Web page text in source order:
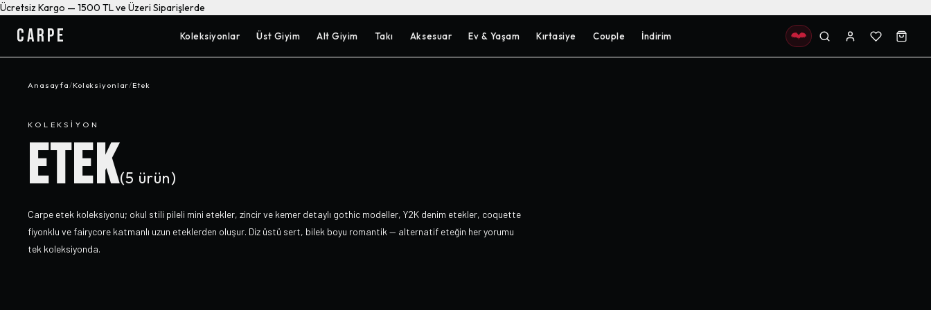
Ücretsiz Kargo — 1500 TL ve Üzeri Siparişlerde
CARPE Koleksiyonlar Üst Giyim Alt Giyim Takı Aksesuar Ev & Yaşam Kırtasiye Couple İndirim
Anasayfa/Koleksiyonlar/Etek
KOLEKSIYON
ETEK(5 ürün)
Carpe etek koleksiyonu; okul stili pileli mini etekler, zincir ve kemer detaylı gothic modeller, Y2K denim etekler, coquette
fiyonklu ve fairycore katmanlı uzun eteklerden oluşur. Diz üstü sert, bilek boyu romantik — alternatif eteğin her yorumu
tek koleksiyonda.